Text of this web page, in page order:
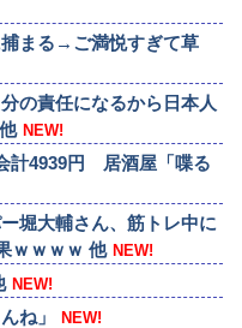
捕まる→ご満悦すぎて草
の責任になるから日本人
NEW!
計4939円 居酒屋「喋る
堀大輔さん、筋トレ中に
ｗｗｗｗ 他 NEW!
NEW!
ね」 NEW!